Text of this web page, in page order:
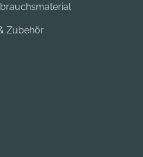
Zubehör